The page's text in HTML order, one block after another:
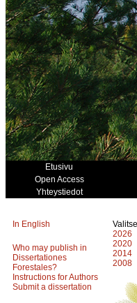
Etusivu
Open Access
Yhteystiedot
In English
Who may publish in
Dissertationes
Forestales?
Instructions for Authors
Submit a dissertation
2026
2020
2014
2008